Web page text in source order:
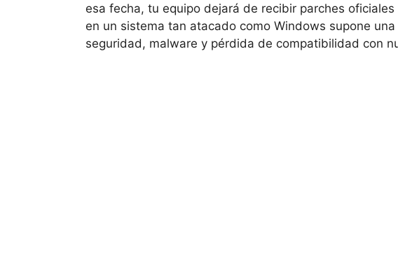
esa fecha, tu equipo dejará de recibir parches
en un sistema tan atacado como Windows supone
seguridad, malware y pérdida de compatibilidad con